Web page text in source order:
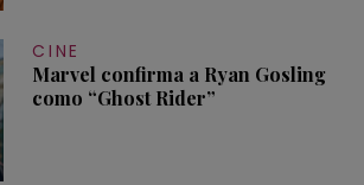
CINE
Marvel confirma a Ryan Gosling
como “Ghost Rider”